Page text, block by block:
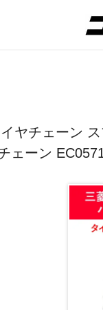
ヤチェーン
ェーン